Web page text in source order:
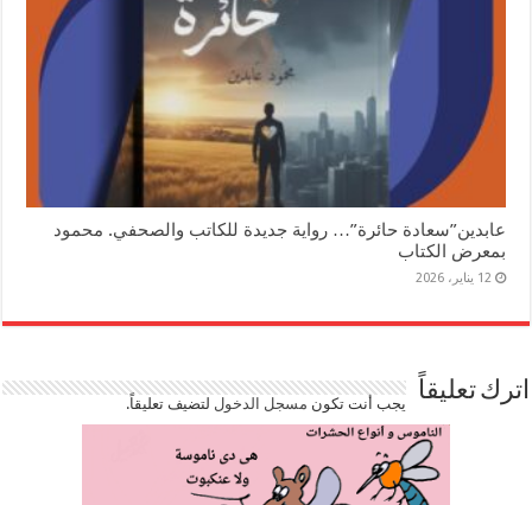
عابدين”سعادة حائرة”… رواية جديدة للكاتب والصحفي. محمود
بمعرض الكتاب
12 يناير، 2026
اترك تعليقاً يجب أنت تكون مسجل الدخوللتضيف تعليقاً.